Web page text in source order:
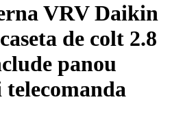
VRV Daikin
de colt 2.8
panou